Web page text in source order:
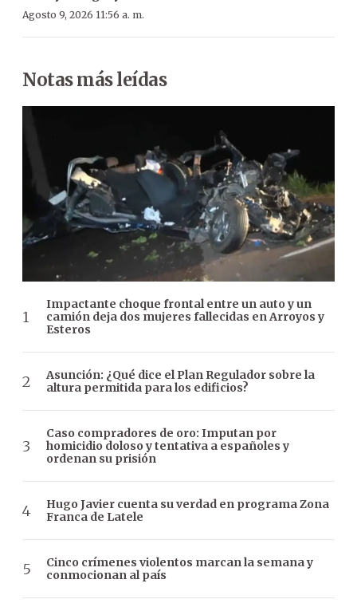
Agosto 9, 2026 11:56 a. m.
Notas más leídas
Impactante choque frontal entre un auto y un
camión deja dos mujeres fallecidas en Arroyos y
Esteros
Asunción: ¿Qué dice el Plan Regulador sobre la
altura permitida para los edificios?
Caso compradores de oro: Imputan por
homicidio doloso y tentativa a españoles y
ordenan su prisión
Hugo Javier cuenta su verdad en programa Zona
Franca de Latele
Cinco crímenes violentos marcan la semana y
conmocionan al país